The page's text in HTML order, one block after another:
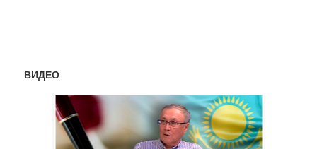
ВИДЕО